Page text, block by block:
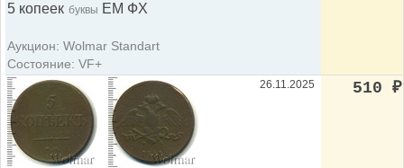
5 копеек буквы ЕМ ФХ
Аукцион: Wolmar Standart
Состояние: VF+
26.11.2025 510 ₽